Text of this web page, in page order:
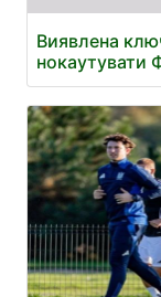
Виявлена
нокаутувати